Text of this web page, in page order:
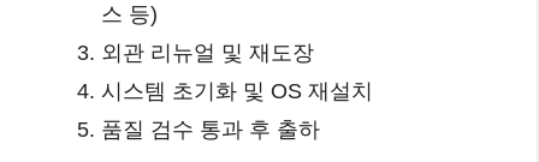
스 등)
외관 리뉴얼 및 재도장
시스템 초기화 및 OS 재설치
품질 검수 통과 후 출하